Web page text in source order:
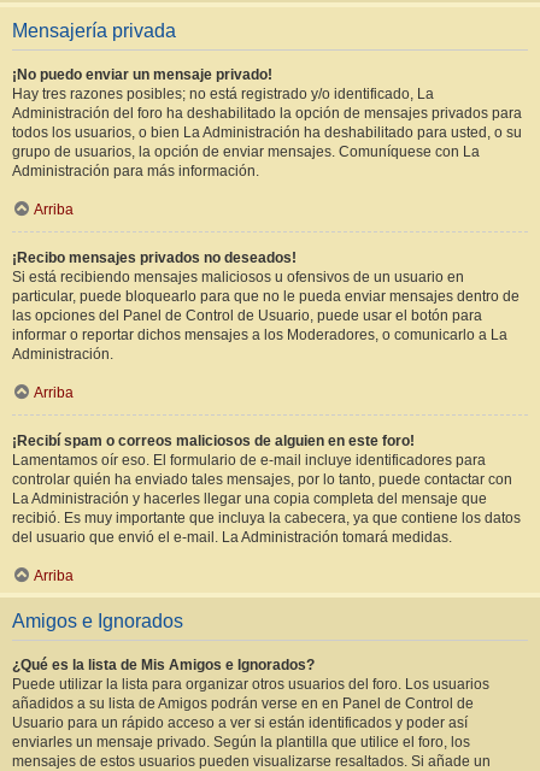
Mensajería privada
¡No puedo enviar un mensaje privado!
Hay tres razones posibles; no está registrado y/o identificado, La
Administración del foro ha deshabilitado la opción de mensajes privados para
todos los usuarios, o bien La Administración ha deshabilitado para usted, o su
grupo de usuarios, la opción de enviar mensajes. Comuníquese con La
Administración para más información.
Arriba
¡Recibo mensajes privados no deseados!
Si está recibiendo mensajes maliciosos u ofensivos de un usuario en
particular, puede bloquearlo para que no le pueda enviar mensajes dentro de
las opciones del Panel de Control de Usuario, puede usar el botón para
informar o reportar dichos mensajes a los Moderadores, o comunicarlo a La
Administración.
Arriba
¡Recibí spam o correos maliciosos de alguien en este foro!
Lamentamos oír eso. El formulario de e-mail incluye identificadores para
controlar quién ha enviado tales mensajes, por lo tanto, puede contactar con
La Administración y hacerles llegar una copia completa del mensaje que
recibió. Es muy importante que incluya la cabecera, ya que contiene los datos
del usuario que envió el e-mail. La Administración tomará medidas.
Arriba
Amigos e Ignorados
¿Qué es la lista de Mis Amigos e Ignorados?
Puede utilizar la lista para organizar otros usuarios del foro. Los usuarios
añadidos a su lista de Amigos podrán verse en en Panel de Control de
Usuario para un rápido acceso a ver si están identificados y poder así
enviarles un mensaje privado. Según la plantilla que utilice el foro, los
mensajes de estos usuarios pueden visualizarse resaltados. Si añade un